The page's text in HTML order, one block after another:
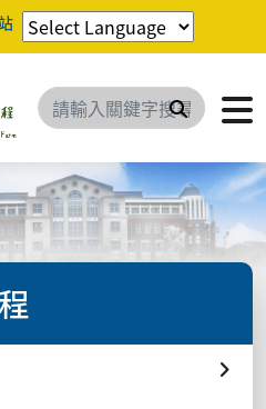
搜尋